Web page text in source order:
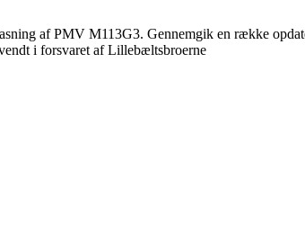
af PMV M113G3. Gennemgik en række
i forsvaret af Lillebæltsbroerne